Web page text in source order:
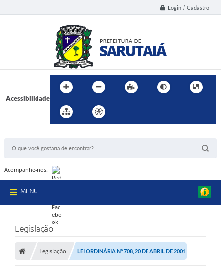
Login / Cadastro
Acessibilidade
Acompanhe-nos:
MENU
Legislação
Legislação LEI ORDINÁRIA Nº 708, 20 DE ABRIL DE 2001